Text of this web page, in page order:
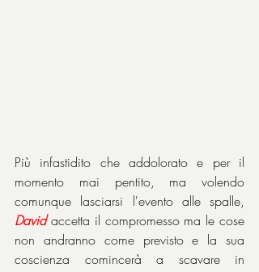
Più infastidito che addolorato e per il
momento mai pentito, ma volendo
David accetta il compromesso ma le cose
non andranno come previsto e la sua
coscienza comincerà a scavare in